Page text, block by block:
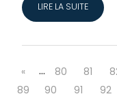
LIRE LA SUITE
« … 80 81
89
90 91 92